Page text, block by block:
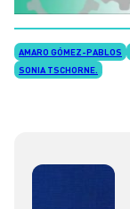
AMARO GÓMEZ-PABLOS
SONIA TSCHORNE.